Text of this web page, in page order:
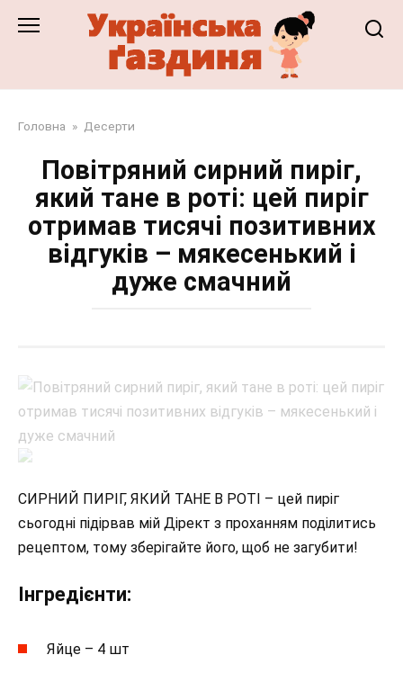
Головна » Десерти
Повітряний сирний пиріг,
який тане в роті: цей пиріг
отримав тисячі позитивних
відгуків – мякесенький і
дуже смачний
СИРНИЙ ПИРІГ, ЯКИЙ ТАНЕ В РОТІ – цей пиріг
сьогодні підірвав мій Дірект з проханням поділитись
рецептом, тому зберігайте його, щоб не загубити!
Інгредієнти:
Яйце – 4 шт